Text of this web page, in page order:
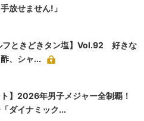
放せません!」
フときどきタン塩】Vol.92 好きな
、シャ...
ト】2026年男子メジャー全制覇！
ダイナミック...